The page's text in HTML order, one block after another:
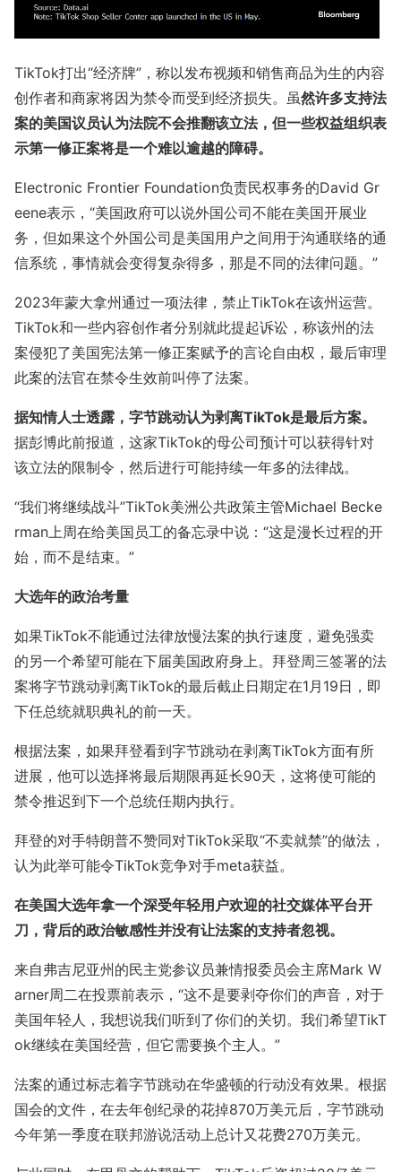
TikTok打出“经济牌”，称以发布视频和销售商品为生的内容
创作者和商家将因为禁令而受到经济损失。虽然许多支持法
案的美国议员认为法院不会推翻该立法，但一些权益组织表
示第一修正案将是一个难以逾越的障碍。
Electronic Frontier Foundation负责民权事务的David Gr
eene表示，“美国政府可以说外国公司不能在美国开展业
务，但如果这个外国公司是美国用户之间用于沟通联络的通
信系统，事情就会变得复杂得多，那是不同的法律问题。”
2023年蒙大拿州通过一项法律，禁止TikTok在该州运营。
TikTok和一些内容创作者分别就此提起诉讼，称该州的法
案侵犯了美国宪法第一修正案赋予的言论自由权，最后审理
此案的法官在禁令生效前叫停了法案。
据知情人士透露，字节跳动认为剥离TikTok是最后方案。
据彭博此前报道，这家TikTok的母公司预计可以获得针对
该立法的限制令，然后进行可能持续一年多的法律战。
“我们将继续战斗”TikTok美洲公共政策主管Michael Becke
rman上周在给美国员工的备忘录中说：“这是漫长过程的开
始，而不是结束。”
大选年的政治考量
如果TikTok不能通过法律放慢法案的执行速度，避免强卖
的另一个希望可能在下届美国政府身上。拜登周三签署的法
案将字节跳动剥离TikTok的最后截止日期定在1月19日，即
下任总统就职典礼的前一天。
根据法案，如果拜登看到字节跳动在剥离TikTok方面有所
进展，他可以选择将最后期限再延长90天，这将使可能的
禁令推迟到下一个总统任期内执行。
拜登的对手特朗普不赞同对TikTok采取“不卖就禁”的做法，
认为此举可能令TikTok竞争对手meta获益。
在美国大选年拿一个深受年轻用户欢迎的社交媒体平台开
刀，背后的政治敏感性并没有让法案的支持者忽视。
来自弗吉尼亚州的民主党参议员兼情报委员会主席Mark W
arner周二在投票前表示，“这不是要剥夺你们的声音，对于
美国年轻人，我想说我们听到了你们的关切。我们希望TikT
ok继续在美国经营，但它需要换个主人。”
法案的通过标志着字节跳动在华盛顿的行动没有效果。根据
国会的文件，在去年创纪录的花掉870万美元后，字节跳动
今年第一季度在联邦游说活动上总计又花费270万美元。